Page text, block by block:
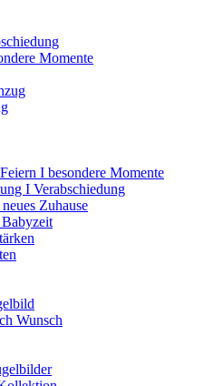
Momente
I besondere Momente
I Verabschiedung
Zuhause
Wunsch